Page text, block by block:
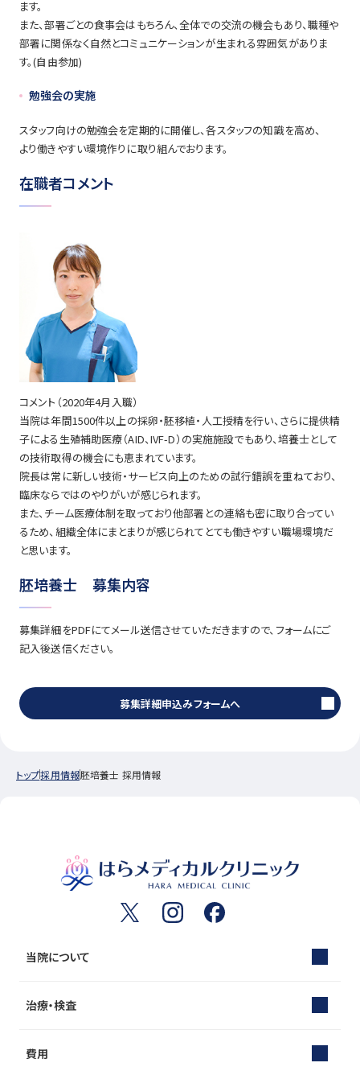
ます。
また、部署ごとの食事会はもちろん、全体での交流の機会もあり、職種や
部署に関係なく自然とコミュニケーションが生まれる雰囲気がありま
す。(自由参加)
勉強会の実施
スタッフ向けの勉強会を定期的に開催し、各スタッフの知識を高め、
より働きやすい環境作りに取り組んでおります。
在職者コメント
コメント（2020年4月入職）
当院は年間1500件以上の採卵・胚移植・人工授精を行い、さらに提供精
子による生殖補助医療（AID、IVF-D）の実施施設でもあり、培養士として
の技術取得の機会にも恵まれています。
院長は常に新しい技術・サービス向上のための試行錯誤を重ねており、
臨床ならではのやりがいが感じられます。
また、チーム医療体制を取っており他部署との連絡も密に取り合ってい
るため、組織全体にまとまりが感じられてとても働きやすい職場環境だ
と思います。
胚培養士 募集内容
募集詳細をPDFにてメール送信させていただきますので、フォームにご
記入後送信ください。
募集詳細申込みフォームへ
トップ採用情報胚培養士 採用情報
当院について
治療・検査
費用